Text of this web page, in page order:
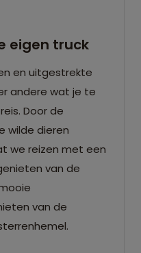
eigen truck
en uitgestrekte
andere wat je te
Door de
wilde dieren
we reizen met een
van de
van de